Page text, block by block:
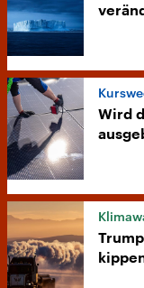
Wird